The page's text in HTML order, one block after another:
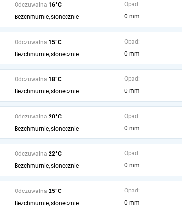
Odczuwalna 16°C
Bezchmurnie, słonecznie
Opad:
0 mm
Odczuwalna 15°C
Bezchmurnie, słonecznie
Opad:
0 mm
Odczuwalna 18°C
Bezchmurnie, słonecznie
Opad:
0 mm
Odczuwalna 20°C
Bezchmurnie, słonecznie
Opad:
0 mm
Odczuwalna 22°C
Bezchmurnie, słonecznie
Opad:
0 mm
Odczuwalna 25°C
Bezchmurnie, słonecznie
Opad:
0 mm